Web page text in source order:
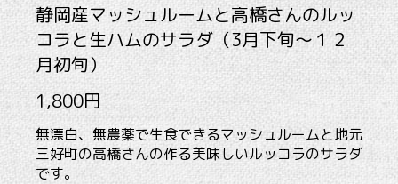
静岡産マッシュルームと高橋さんのルッ
コラと生ハムのサラダ（3月下旬～１２
月初旬）
1,800円
無漂白、無農薬で生食できるマッシュルームと地元
三好町の高橋さんの作る美味しいルッコラのサラダ
です。